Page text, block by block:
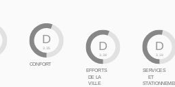
D
3.35
CONFORT
D
3.38
EFFORTS
DE LA
VILLE
D
3.19
SERVICES
ET